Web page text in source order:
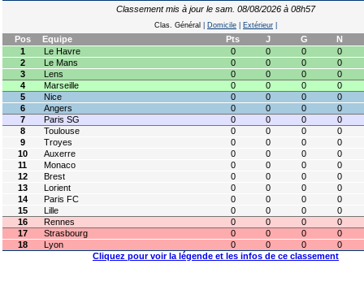
Classement mis à jour le sam. 08/08/2026 à 08h57
Clas. Général Domicile Extérieur
Pos Equipe Pts J G
N
1
Le Havre 0 0 0
0
2
Le Mans 0 0 0
0
3
Lens 0 0 0
0
4
Marseille 0 0 0
0
5
Nice 0 0 0
0
6
Angers 0 0 0
0
7
Paris SG 0 0 0
0
8
Toulouse 0 0 0
0
9
Troyes 0 0 0
0
10
Auxerre 0 0 0
0
11
Monaco 0 0 0
0
12
Brest 0 0 0
0
13
Lorient 0 0 0
0
14
Paris FC 0 0 0
0
15
Lille 0 0 0
0
16
Rennes 0 0 0
0
17
Strasbourg 0 0 0
0
18
Lyon 0 0 0
0
Cliquez pour voir la légende et les infos de ce classement